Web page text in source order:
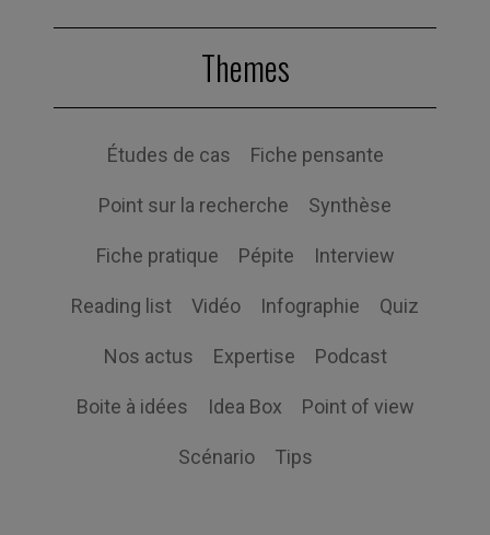
Themes
Études de cas Fiche pensante
Point sur la recherche Synthèse
Fiche pratique Pépite Interview
Reading list Vidéo Infographie Quiz
Nos actus Expertise Podcast
Boite à idées Idea Box Point of view
Scénario Tips